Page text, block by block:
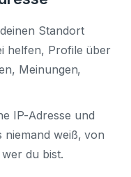
Standort
helfen, Profile über
Meinungen,
IP-Adresse und
niemand weiß, von
du bist.